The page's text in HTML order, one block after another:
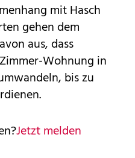
mit Hasch
gehen dem
aus, dass
Wohnung in
bis zu
Jetzt melden